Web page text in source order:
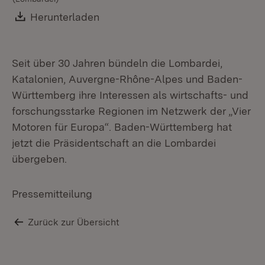
Download:
Herunterladen
Seit über 30 Jahren bündeln die Lombardei,
Katalonien, Auvergne-Rhône-Alpes und Baden-
Württemberg ihre Interessen als wirtschafts- und
forschungsstarke Regionen im Netzwerk der „Vier
Motoren für Europa“. Baden-Württemberg hat
jetzt die Präsidentschaft an die Lombardei
übergeben.
Pressemitteilung
Zurück zur Übersicht